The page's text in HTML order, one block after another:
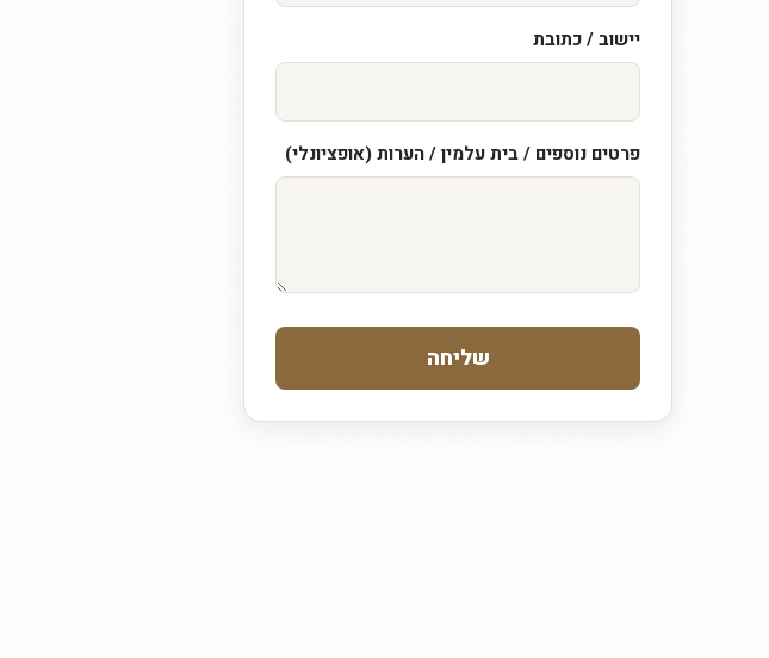
יישוב / כתובת
פרטים נוספים / בית עלמין / הערות (אופציונלי)
שליחה